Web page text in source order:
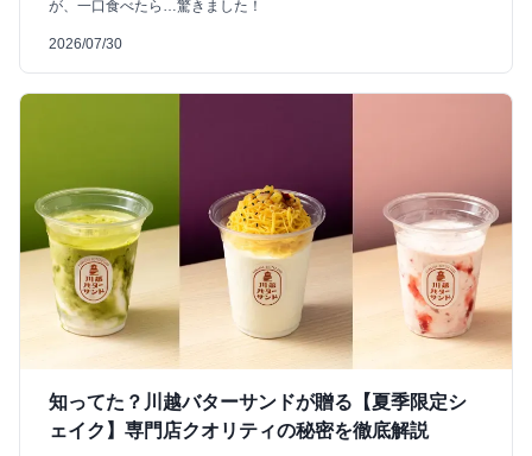
が、一口食べたら…驚きました！
2026/07/30
知ってた？川越バターサンドが贈る【夏季限定シ
ェイク】専門店クオリティの秘密を徹底解説